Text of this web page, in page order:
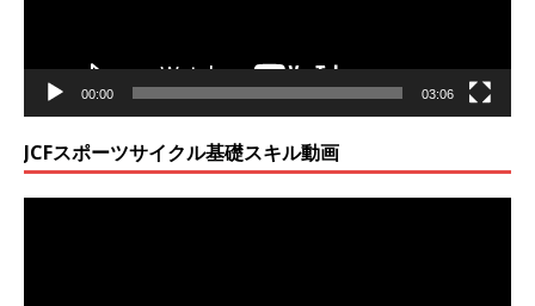
00:00 03:06
JCFスポーツサイクル基礎スキル動画